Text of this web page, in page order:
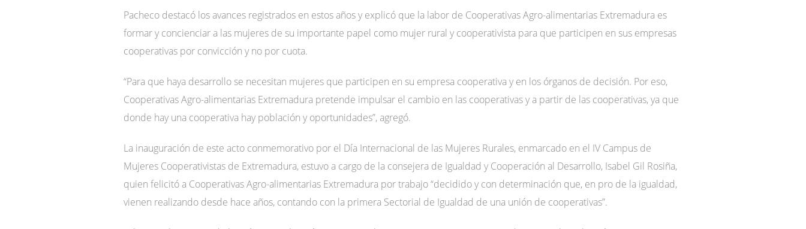
Pacheco destacó los avances registrados en estos años y explicó que la labor de Cooperativas Agro-alimentarias Extremadura es
formar y concienciar a las mujeres de su importante papel como mujer rural y cooperativista para que participen en sus empresas
cooperativas por convicción y no por cuota.
“Para que haya desarrollo se necesitan mujeres que participen en su empresa cooperativa y en los órganos de decisión. Por eso,
Cooperativas Agro-alimentarias Extremadura pretende impulsar el cambio en las cooperativas y a partir de las cooperativas, ya que
donde hay una cooperativa hay población y oportunidades”, agregó.
La inauguración de este acto conmemorativo por el Día Internacional de las Mujeres Rurales, enmarcado en el IV Campus de
Mujeres Cooperativistas de Extremadura, estuvo a cargo de la consejera de Igualdad y Cooperación al Desarrollo, Isabel Gil Rosiña,
quien felicitó a Cooperativas Agro-alimentarias Extremadura por trabajo “decidido y con determinación que, en pro de la igualdad,
vienen realizando desde hace años, contando con la primera Sectorial de Igualdad de una unión de cooperativas”.